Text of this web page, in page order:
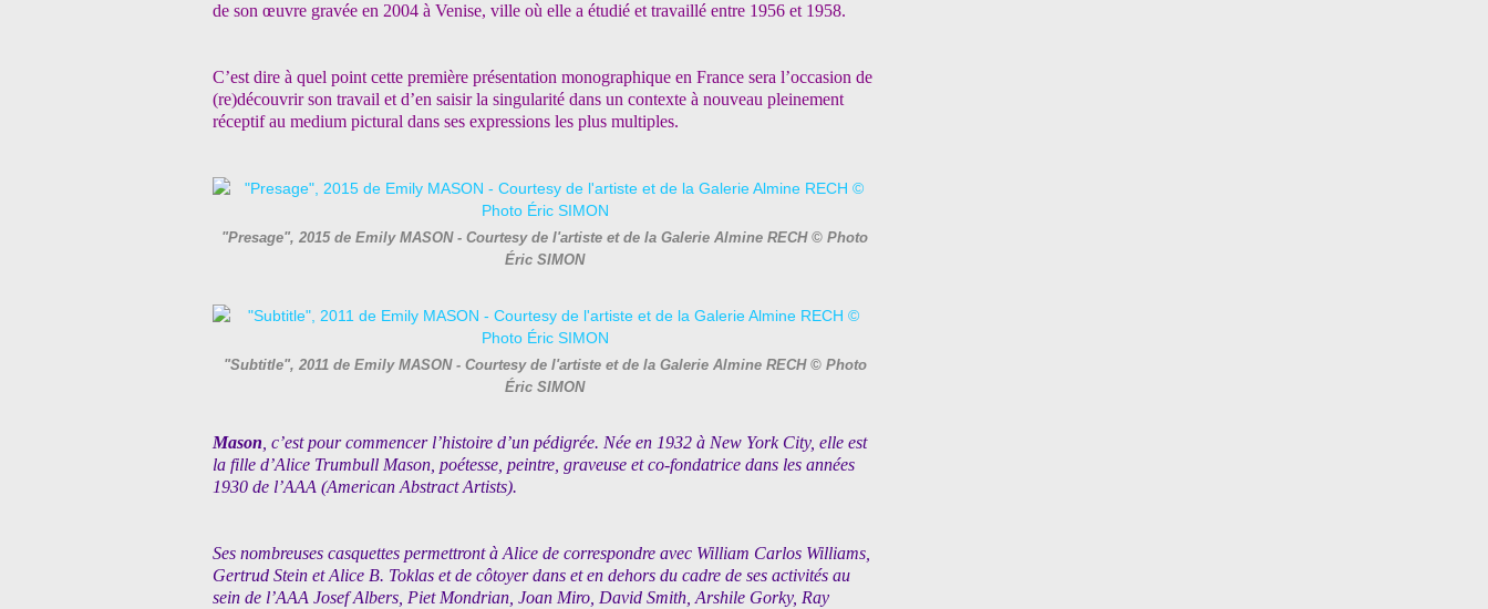
de son œuvre gravée en 2004 à Venise, ville où elle a étudié et travaillé entre 1956 et 1958.
C’est dire à quel point cette première présentation monographique en France sera l’occasion de
(re)découvrir son travail et d’en saisir la singularité dans un contexte à nouveau pleinement
réceptif au medium pictural dans ses expressions les plus multiples.
"Presage", 2015 de Emily MASON - Courtesy de l'artiste et de la Galerie Almine RECH © Photo
Éric SIMON
"Subtitle", 2011 de Emily MASON - Courtesy de l'artiste et de la Galerie Almine RECH © Photo
Éric SIMON
Mason , c’est pour commencer l’histoire d’un pédigrée. Née en 1932 à New York City, elle est
la fille d’Alice Trumbull Mason, poétesse, peintre, graveuse et co-fondatrice dans les années
1930 de l’AAA (American Abstract Artists).
Ses nombreuses casquettes permettront à Alice de correspondre avec William Carlos Williams,
Gertrud Stein et Alice B. Toklas et de côtoyer dans et en dehors du cadre de ses activités au
sein de l’AAA Josef Albers, Piet Mondrian, Joan Miro, David Smith, Arshile Gorky, Ray